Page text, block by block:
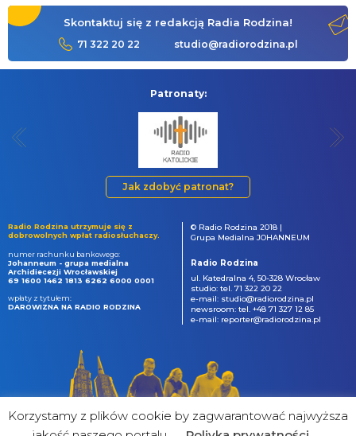
Skontaktuj się z redakcją Radia Rodzina!
71 322 20 22 studio@radiorodzina.pl
Patronaty:
Jak zdobyć patronat?
Radio Rodzina utrzymuje się z
dobrowolnych wpłat radiosłuchaczy.
numer rachunku bankowego:
Johanneum - grupa medialna
Archidiecezji Wrocławskiej
69 1600 1462 1813 6262 6000 0001
wpłaty z tytułem:
DAROWIZNA NA RADIO RODZINA
© Radio Rodzina 2018 |
Grupa Medialna JOHANNEUM
Radio Rodzina
ul. Katedralna 4, 50-328 Wrocław
studio: tel. 71 322 20 22
e-mail: studio@radiorodzina.pl
newsroom: tel. +48 71 327 12 85
e-mail: reporter@radiorodzina.pl
Korzystamy z plików cookie by zagwarantować najwyższa